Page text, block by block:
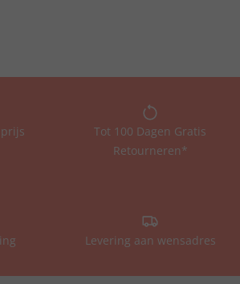
Tot 100 Dagen Gratis
Retourneren*
Levering aan wensadres